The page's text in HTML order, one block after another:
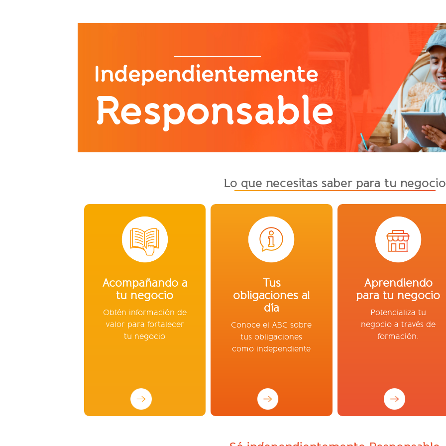
Independientemente
Responsable
Lo que necesitas saber para tu negocio
Acompañando a
tu negocio
Obtén información de
valor para fortalecer
tu negocio
Tus
obligaciones al
día
Conoce el ABC sobre
tus obligaciones
como independiente
Aprendiendo
para tu negocio
Potencializa tu
negocio a través de
formación.